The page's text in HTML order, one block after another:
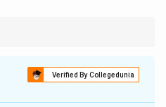
a positive virtue as well
Verified By Collegedunia